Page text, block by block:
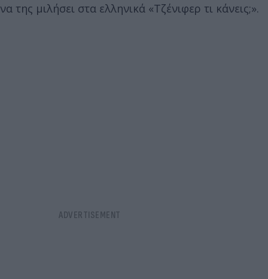
να της μιλήσει στα ελληνικά «Τζένιφερ τι κάνεις;».